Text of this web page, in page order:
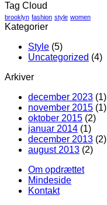
Tag Cloud
brooklyn fashion style women
Kategorier
Style (5)
Uncategorized (4)
Arkiver
december 2023 (1)
november 2015 (1)
oktober 2015 (2)
januar 2014 (1)
december 2013 (2)
august 2013 (2)
Om opdrættet
Mindeside
Kontakt